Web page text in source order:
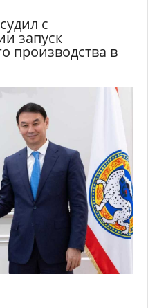
с
запуск
производства в